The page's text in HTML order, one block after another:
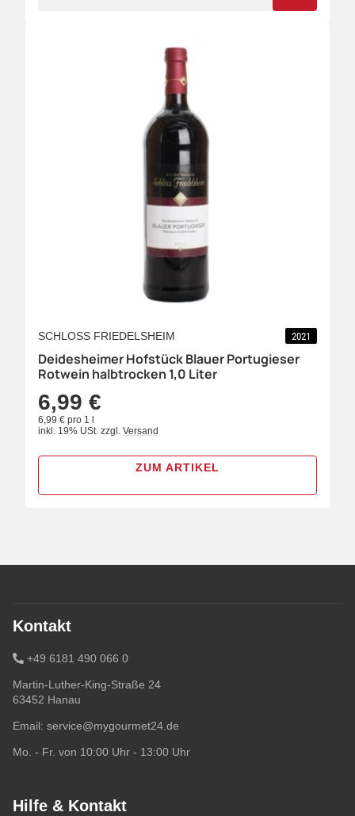
SCHLOSS FRIEDELSHEIM 2021
Deidesheimer Hofstück Blauer Portugieser
Rotwein halbtrocken 1,0 Liter
6,99 €
6,99 € pro 1 l
inkl. 19% USt. zzgl. Versand
ZUM ARTIKEL
Kontakt
+49 6181 490 066 0
Martin-Luther-King-Straße 24
63452 Hanau
Email: service@mygourmet24.de
Mo. - Fr. von 10:00 Uhr - 13:00 Uhr
Hilfe & Kontakt